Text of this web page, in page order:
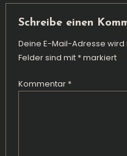
Schreibe einen
Deine E-Mail-Adresse
Felder sind mit *markiert
Kommentar *